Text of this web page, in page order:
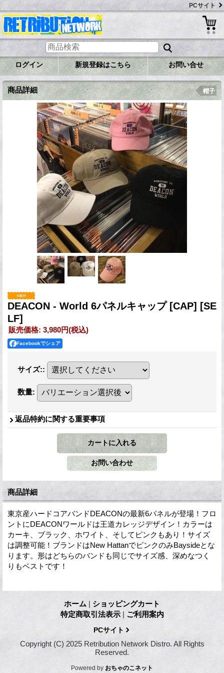
PCサイト
ログイン 新規登録はこちら お問い合せ
商品詳細 帽子
DEACON - World 6パネルキャップ [CAP] [SE
LF]
販売価格: 3,980円(税込)
Facebookでシェア
サイズ::
数量:
返品特約に関する重要事項
商品詳細
東京産ハードコアバンドDEACONの最新6パネルが登場！フロ
ントにDEACONワールドは王道カレッジデザイン！カラーは
カーキ、ブラック、ホワイト、そしてピンクもあり！サイズ
は調整可能！ブランドはNew HattanでピンクのみBaysideとな
ります。形はどちらのバンドも同じでサイズ感、深めなつく
りもベストです！
ホーム | ショッピングカート
特定商取引法表示 | ご利用案内
PCサイト
Copyright (C) 2025 Retribution Network Distro. All Rights
Reserved.
Powered by おちゃのこネット